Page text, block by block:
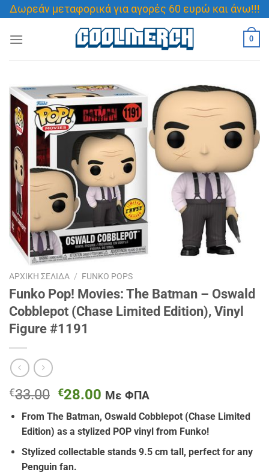
Μετάβαση
στο
περιεχόμενο
Δωρεάν μεταφορικά για αγορές 60 ευρώ και άνω!!!
0
ΑΡΧΙΚΉ ΣΕΛΊΔΑ / FUNKO POPS
Funko Pop! Movies: The Batman – Oswald
Cobblepot (Chase Limited Edition), Vinyl
Figure #1191
€33.00 Original
was:
€33.00.
€28.00 Η
τιμή
είναι:
€28.00.
Με ΦΠΑ
From The Batman, Oswald Cobblepot (Chase Limited
Edition) as a stylized POP vinyl from Funko!
Stylized collectable stands 9.5 cm tall, perfect for any
Penguin fan.